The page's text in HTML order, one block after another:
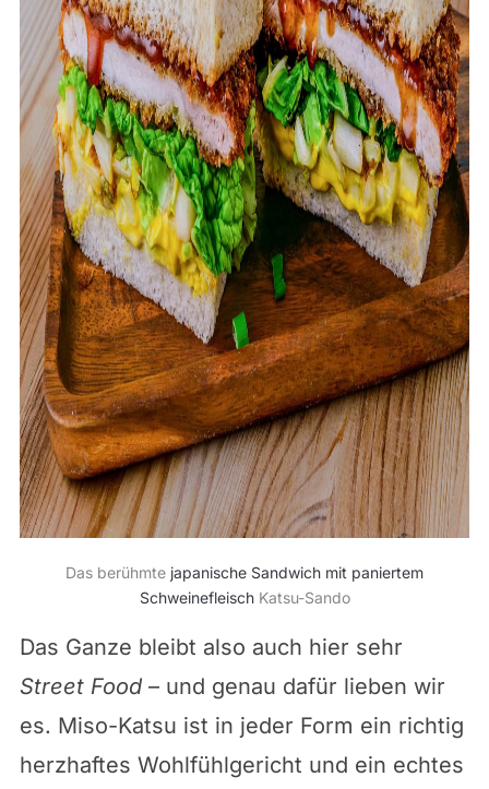
Das berühmte japanische Sandwich mit paniertem
SchweinefleischKatsu-Sando
Das Ganze bleibt also auch hier sehr
Street Food– und genau dafür lieben wir
es. Miso-Katsu ist in jeder Form ein richtig
herzhaftes Wohlfühlgericht und ein echtes